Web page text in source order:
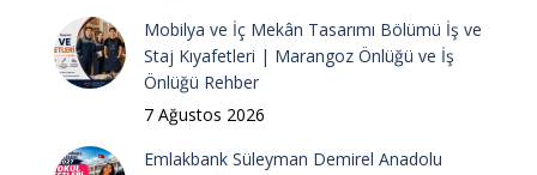
Mobilya ve İç Mekân Tasarımı Bölümü İş ve
Staj Kıyafetleri | Marangoz Önlüğü ve İş
Önlüğü Rehber
7 Ağustos 2026
Emlakbank Süleyman Demirel Anadolu